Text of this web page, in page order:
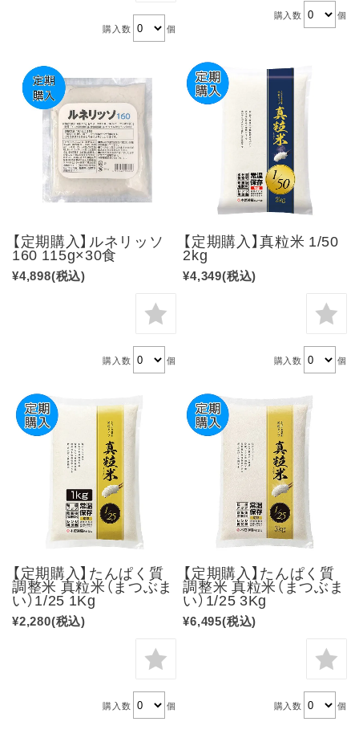
購入数 個
購入数 個
【定期購入】ルネリッソ
160 115g×30食
¥4,898(税込)
購入数 個
【定期購入】真粒米 1/50
2kg
¥4,349(税込)
購入数 個
【定期購入】たんぱく質
調整米 真粒米（まつぶま
い）1/25 1Kg
¥2,280(税込)
購入数 個
【定期購入】たんぱく質
調整米 真粒米（まつぶま
い）1/25 3Kg
¥6,495(税込)
購入数 個